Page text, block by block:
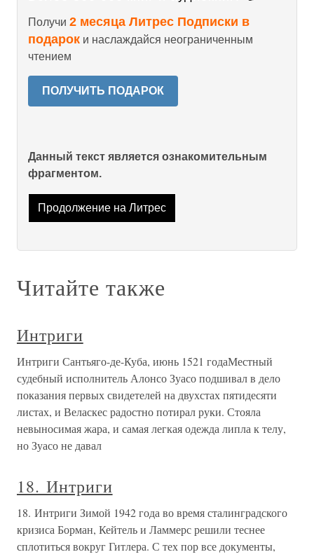
Получи 2 месяца Литрес Подписки в
подарок и наслаждайся неограниченным
чтением
ПОЛУЧИТЬ ПОДАРОК
Данный текст является ознакомительным
фрагментом.
Продолжение на Литрес
Читайте также
Интриги
Интриги Сантьяго-де-Куба, июнь 1521 годаМестный
судебный исполнитель Алонсо Зуасо подшивал в дело
показания первых свидетелей на двухстах пятидесяти
листах, и Веласкес радостно потирал руки. Стояла
невыносимая жара, и самая легкая одежда липла к телу,
но Зуасо не давал
18. Интриги
18. Интриги Зимой 1942 года во время сталинградского
кризиса Борман, Кейтель и Ламмерс решили теснее
сплотиться вокруг Гитлера. С тех пор все документы,